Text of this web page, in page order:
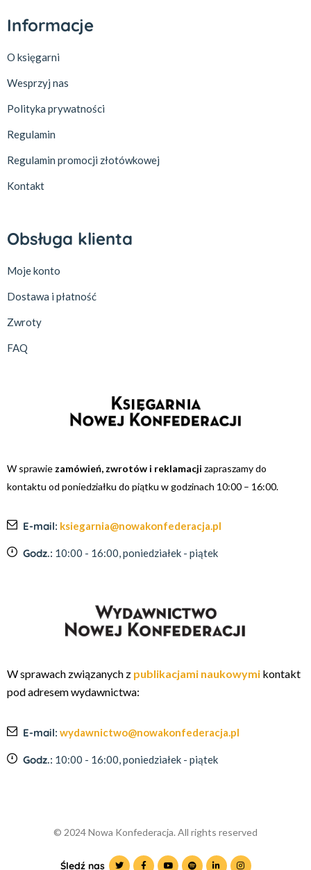
Informacje
O księgarni
Wesprzyj nas
Polityka prywatności
Regulamin
Regulamin promocji złotówkowej
Kontakt
Obsługa klienta
Moje konto
Dostawa i płatność
Zwroty
FAQ
W sprawie zamówień, zwrotów i reklamacji zapraszamy do
kontaktu od poniedziałku do piątku w godzinach 10:00 – 16:00.
E-mail: ksiegarnia@nowakonfederacja.pl
Godz.: 10:00 - 16:00, poniedziałek - piątek
W sprawach związanych z publikacjami naukowymi kontakt
pod adresem wydawnictwa:
E-mail: wydawnictwo@nowakonfederacja.pl
Godz.: 10:00 - 16:00, poniedziałek - piątek
© 2024 Nowa Konfederacja. All rights reserved
Śledź nas